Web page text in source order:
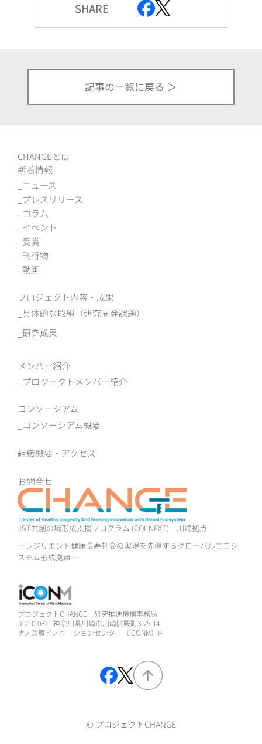
SHARE
記事の一覧に戻る
JST共創の場形成支援プログラム (COI-NEXT) 川崎拠点
－レジリエント健康長寿社会の実現を先導するグローバルエコシ
ステム形成拠点－
CHANGEとは
新着情報
ニュース
プレスリリース
コラム
イベント
受賞
刊行物
動画
プロジェクト内容・成果
具体的な取組（研究開発課題）
研究成果
メンバー紹介
プロジェクトメンバー紹介
コンソーシアム
コンソーシアム概要
組織概要‧アクセス
お問合せ
プロジェクトCHANGE 研究推進機構事務局
〒210-0821 神奈川県川崎市川崎区殿町3-25-14
ナノ医療イノベーションセンター（iCONM）内
© プロジェクトCHANGE